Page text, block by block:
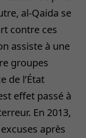
al-Qaida se
contre ces
assiste à une
groupes
de l’État
effet passé à
En 2013,
après